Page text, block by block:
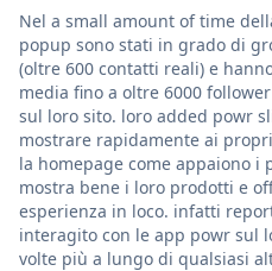
Nel a small amount of time
popup sono stati in grado di
(oltre 600 contatti reali) e
media fino a oltre 6000
sul loro sito. loro added powr
mostrare rapidamente ai
la homepage come appaiono i
mostra bene i loro prodotti e
esperienza in loco. infatti
interagito con le app powr sul
volte più a lungo di qualsiasi